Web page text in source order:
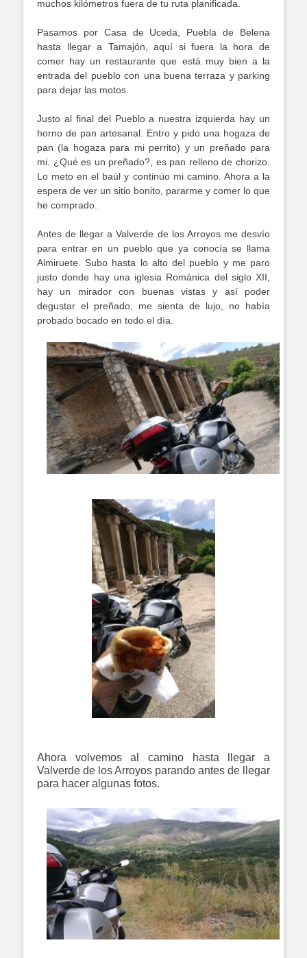
muchos kilómetros fuera de tu ruta planificada.
Pasamos por Casa de Uceda, Puebla de Belena
hasta llegar a Tamajón, aquí si fuera la hora de
comer hay un restaurante que está muy bien a la
entrada del pueblo con una buena terraza y parking
para dejar las motos.
Justo al final del Pueblo a nuestra izquierda hay un
horno de pan artesanal. Entro y pido una hogaza de
pan (la hogaza para mi perrito) y un preñado para
mi. ¿Qué es un preñado?, es pan relleno de chorizo.
Lo meto en el baúl y continúo mi camino. Ahora a la
espera de ver un sitio bonito, pararme y comer lo que
he comprado.
Antes de llegar a Valverde de los Arroyos me desvío
para entrar en un pueblo que ya conocía se llama
Almiruete. Subo hasta lo alto del pueblo y me paro
justo donde hay una iglesia Románica del siglo XII,
hay un mirador con buenas vistas y así poder
degustar el preñado, me sienta de lujo, no había
probado bocado en todo el día.
Ahora volvemos al camino hasta llegar a
Valverde de los Arroyos parando antes de llegar
para hacer algunas fotos.